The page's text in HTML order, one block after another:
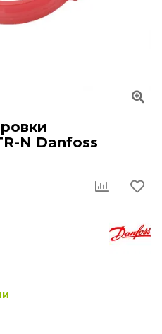
N Danfoss